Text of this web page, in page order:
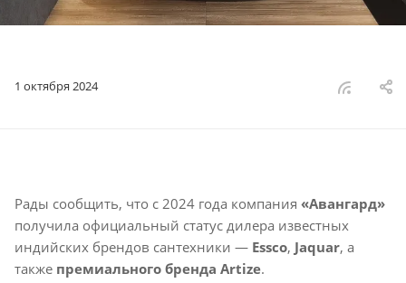
1 октября 2024
Рады сообщить, что с 2024 года компания «Авангард»
получила официальный статус дилера известных
индийских брендов сантехники — Essco, Jaquar, а
также премиального бренда Artize.